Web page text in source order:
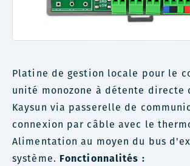
Platine de gestion locale pour le
unité monozone à détente directe
Kaysun via passerelle de
connexion par câble avec le
Alimentation au moyen du bus
système. Fonctionnalités :